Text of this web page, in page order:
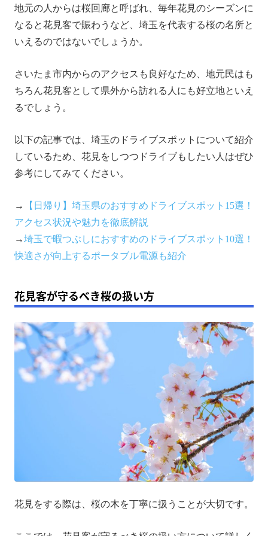
地元の人からは桜回廊と呼ばれ、毎年花見のシーズンに
なると花見客で賑わうなど、埼玉を代表する桜の名所と
いえるのではないでしょうか。
さいたま市内からのアクセスも良好なため、地元民はも
ちろん花見客として県外から訪れる人にも好立地といえ
るでしょう。
以下の記事では、埼玉のドライブスポットについて紹介
しているため、花見をしつつドライブもしたい人はぜひ
参考にしてみてください。
→
【日帰り】埼玉県のおすすめドライブスポット15選！
アクセス状況や魅力を徹底解説
→埼玉で暇つぶしにおすすめのドライブスポット10選！
快適さが向上するポータブル電源も紹介
花見客が守るべき桜の扱い方
花見をする際は、桜の木を丁寧に扱うことが大切です。